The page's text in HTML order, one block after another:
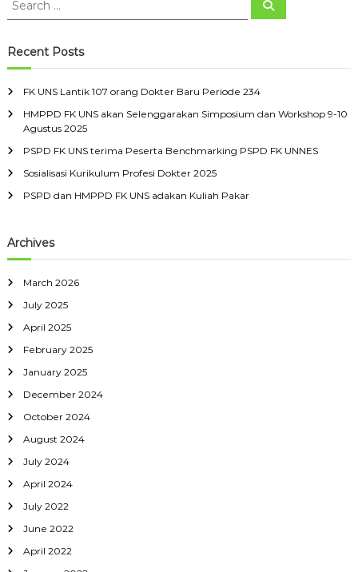
e
r
B
r
u
t
s
n
a
i
g
a
t
i
o
n
r
c
f
o
:
S
Recent Posts
FK UNS Lantik 107 orang Dokter Baru Periode 234
HMPPD FK UNS akan Selenggarakan Simposium dan Workshop 9-10
Agustus 2025
PSPD FK UNS terima Peserta Benchmarking PSPD FK UNNES
Sosialisasi Kurikulum Profesi Dokter 2025
PSPD dan HMPPD FK UNS adakan Kuliah Pakar
Archives
March 2026
July 2025
April 2025
February 2025
January 2025
December 2024
October 2024
August 2024
July 2024
April 2024
July 2022
June 2022
April 2022